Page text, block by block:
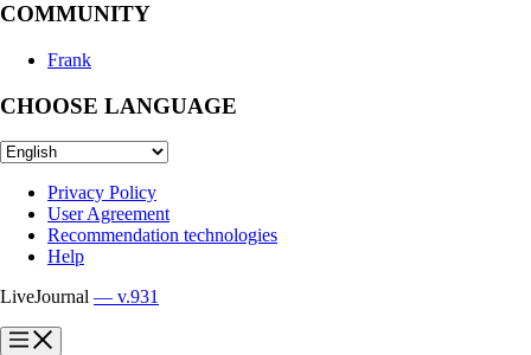
COMMUNITY
Frank
CHOOSE LANGUAGE
Privacy Policy
User Agreement
Recommendation technologies
Help
LiveJournal — v.931
?
?